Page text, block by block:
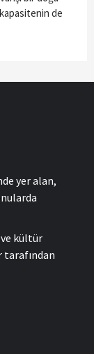
de
yer alan,
ve kültür
tarafından